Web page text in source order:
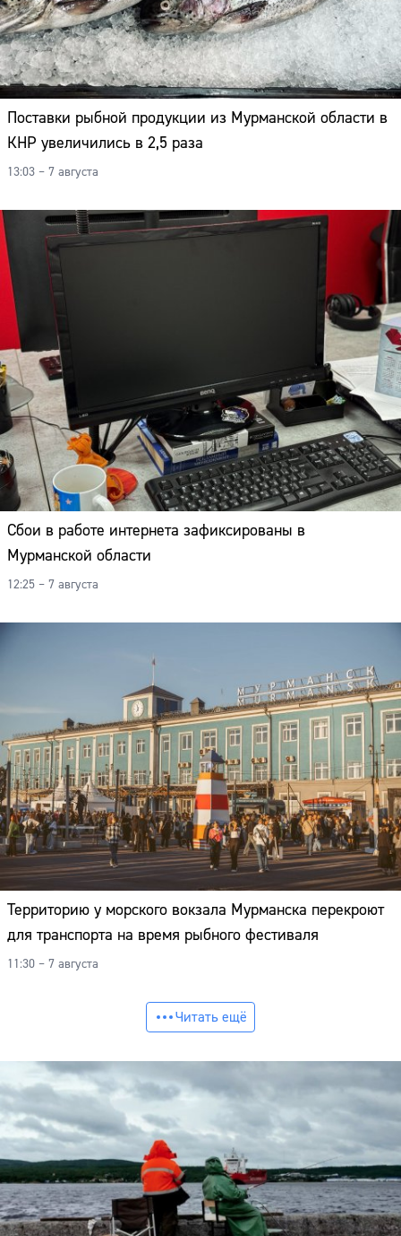
Поставки рыбной продукции из Мурманской области в
КНР увеличились в 2,5 раза
13:03 – 7 августа
Сбои в работе интернета зафиксированы в
Мурманской области
12:25 – 7 августа
Территорию у морского вокзала Мурманска перекроют
для транспорта на время рыбного фестиваля
11:30 – 7 августа
Читать ещё